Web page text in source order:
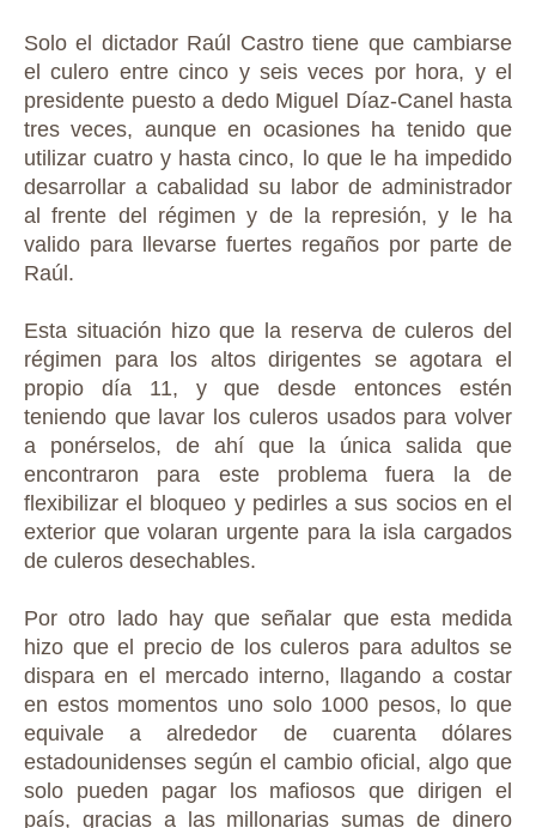
Solo el dictador Raúl Castro tiene que cambiarse
el culero entre cinco y seis veces por hora, y el
presidente puesto a dedo Miguel Díaz-Canel hasta
tres veces, aunque en ocasiones ha tenido que
utilizar cuatro y hasta cinco, lo que le ha impedido
desarrollar a cabalidad su labor de administrador
al frente del régimen y de la represión, y le ha
valido para llevarse fuertes regaños por parte de
Raúl.
Esta situación hizo que la reserva de culeros del
régimen para los altos dirigentes se agotara el
propio día 11, y que desde entonces estén
teniendo que lavar los culeros usados para volver
a ponérselos, de ahí que la única salida que
encontraron para este problema fuera la de
flexibilizar el bloqueo y pedirles a sus socios en el
exterior que volaran urgente para la isla cargados
de culeros desechables.
Por otro lado hay que señalar que esta medida
hizo que el precio de los culeros para adultos se
dispara en el mercado interno, llagando a costar
en estos momentos uno solo 1000 pesos, lo que
equivale a alrededor de cuarenta dólares
estadounidenses según el cambio oficial, algo que
solo pueden pagar los mafiosos que dirigen el
país, gracias a las millonarias sumas de dinero